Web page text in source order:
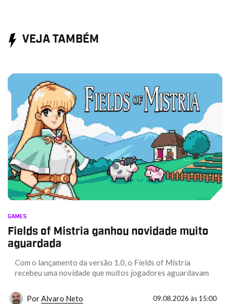
VEJA TAMBÉM
GAMES
Fields of Mistria ganhou novidade muito
aguardada
Com o lançamento da versão 1.0, o Fields of Mistria
recebeu uma novidade que muitos jogadores aguardavam
PorAlvaro Neto 09.08.2026 às 15:00